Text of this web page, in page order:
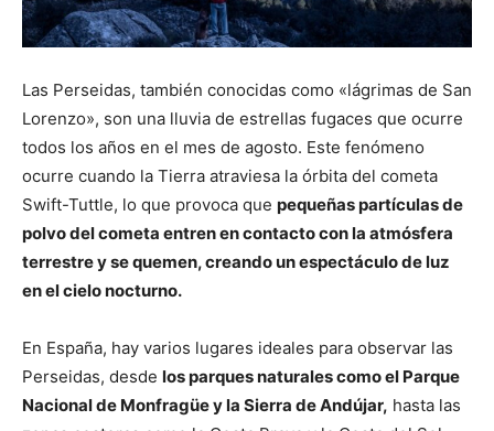
Las Perseidas, también conocidas como «lágrimas de San
Lorenzo», son una lluvia de estrellas fugaces que ocurre
todos los años en el mes de agosto. Este fenómeno
ocurre cuando la Tierra atraviesa la órbita del cometa
Swift-Tuttle, lo que provoca que pequeñas partículas de
polvo del cometa entren en contacto con la atmósfera
terrestre y se quemen, creando un espectáculo de luz
en el cielo nocturno.
En España, hay varios lugares ideales para observar las
Perseidas, desde los parques naturales como el Parque
Nacional de Monfragüe y la Sierra de Andújar, hasta las